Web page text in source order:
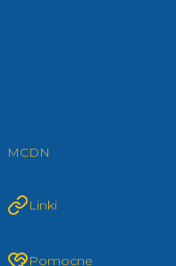
MCDN
Linki
Pomocne